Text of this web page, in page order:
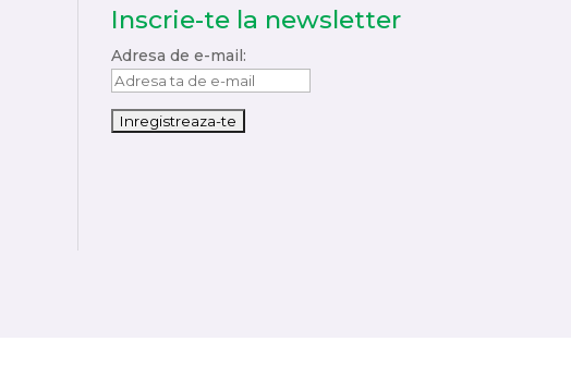
Inscrie-te la newsletter
Adresa de e-mail: